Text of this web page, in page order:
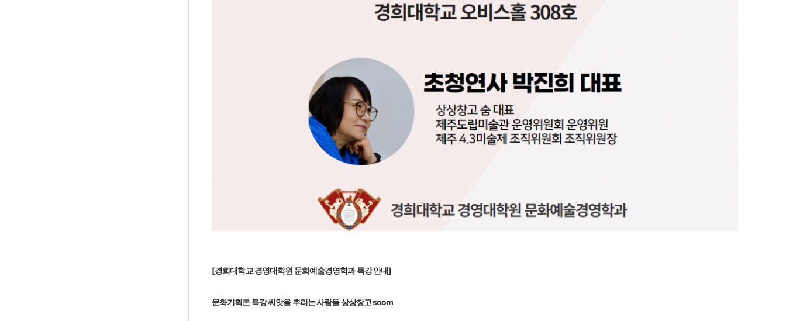
[경희대학교 경영대학원 문화예술경영학과 특강 안내]
문화기획론 특강씨앗을 뿌리는 사람들 상상창고 soom